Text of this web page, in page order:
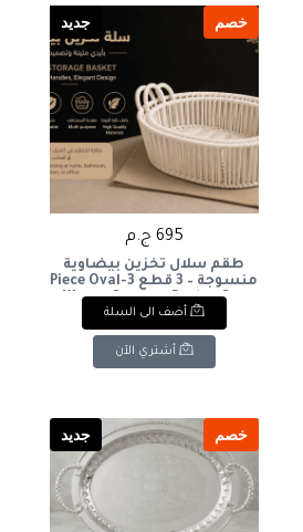
خصم جديد
695 ج.م
طقم سلال تخزين بيضاوية
منسوجة – 3 قطع 3-Piece Oval
Woven Storage Basket Set
أضف الى السلة
أشتري الآن
خصم جديد